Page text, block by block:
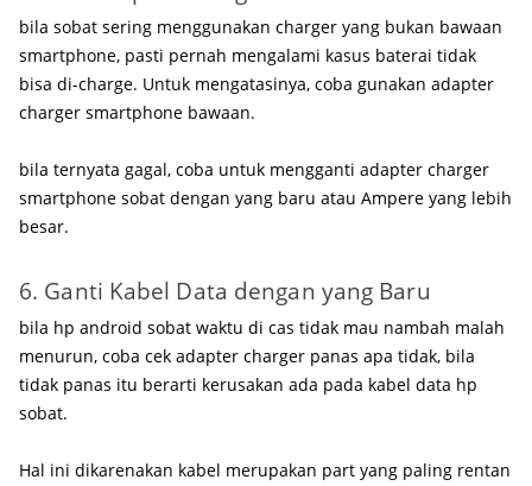
bila sobat sering menggunakan charger yang bukan bawaan
smartphone, pasti pernah mengalami kasus baterai tidak
bisa di-charge. Untuk mengatasinya, coba gunakan adapter
charger smartphone bawaan.
bila ternyata gagal, coba untuk mengganti adapter charger
smartphone sobat dengan yang baru atau Ampere yang lebih
besar.
6. Ganti Kabel Data dengan yang Baru
bila hp android sobat waktu di cas tidak mau nambah malah
menurun, coba cek adapter charger panas apa tidak, bila
tidak panas itu berarti kerusakan ada pada kabel data hp
sobat.
Hal ini dikarenakan kabel merupakan part yang paling rentan